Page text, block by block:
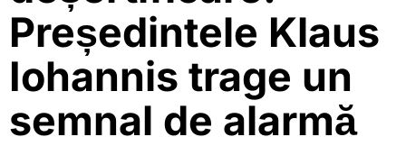
Președintele Klaus
Iohannis trage un
semnal de alarmă